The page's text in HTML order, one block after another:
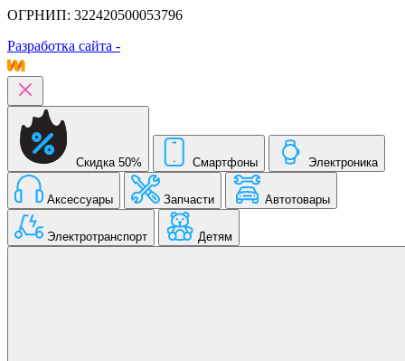
ОГРНИП: 322420500053796
Разработка сайта -
Скидка 50% Смартфоны Электроника
Аксессуары Запчасти Автотовары
Электротранспорт Детям